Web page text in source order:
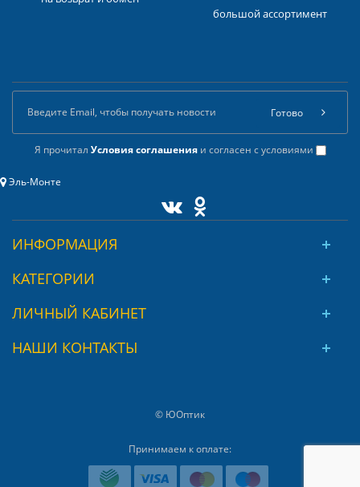
большой ассортимент
Я прочитал Условия соглашенияи согласен с условиями
Готово
Эль-Монте
ИНФОРМАЦИЯ
КАТЕГОРИИ
ЛИЧНЫЙ КАБИНЕТ
НАШИ КОНТАКТЫ
© ЮОптик
Принимаем к оплате: